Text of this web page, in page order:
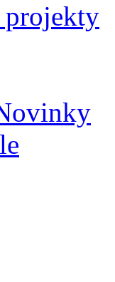
projekty